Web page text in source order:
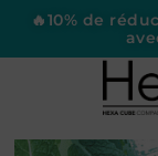
🔥10% de